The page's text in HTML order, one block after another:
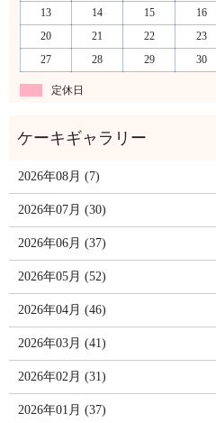
13
14 15 16
20
21 22 23
27
28 29 30
定休日
2026年08月 (7)
2026年07月 (30)
2026年06月 (37)
2026年05月 (52)
2026年04月 (46)
2026年03月 (41)
2026年02月 (31)
2026年01月 (37)